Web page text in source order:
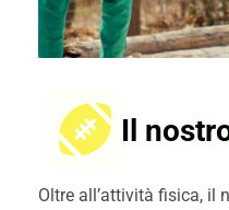
Il
Oltre all’attività fisica, il